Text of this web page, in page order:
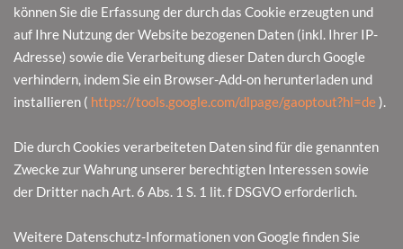
können Sie die Erfassung der durch das Cookie erzeugten und
auf Ihre Nutzung der Website bezogenen Daten (inkl. Ihrer IP-
Adresse) sowie die Verarbeitung dieser Daten durch Google
verhindern, indem Sie ein Browser-Add-on herunterladen und
installieren ( https://tools.google.com/dlpage/gaoptout?hl=de).
Die durch Cookies verarbeiteten Daten sind für die genannten
Zwecke zur Wahrung unserer berechtigten Interessen sowie
der Dritter nach Art. 6 Abs. 1 S. 1 lit. f DSGVO erforderlich.
Weitere Datenschutz-Informationen von Google finden Sie